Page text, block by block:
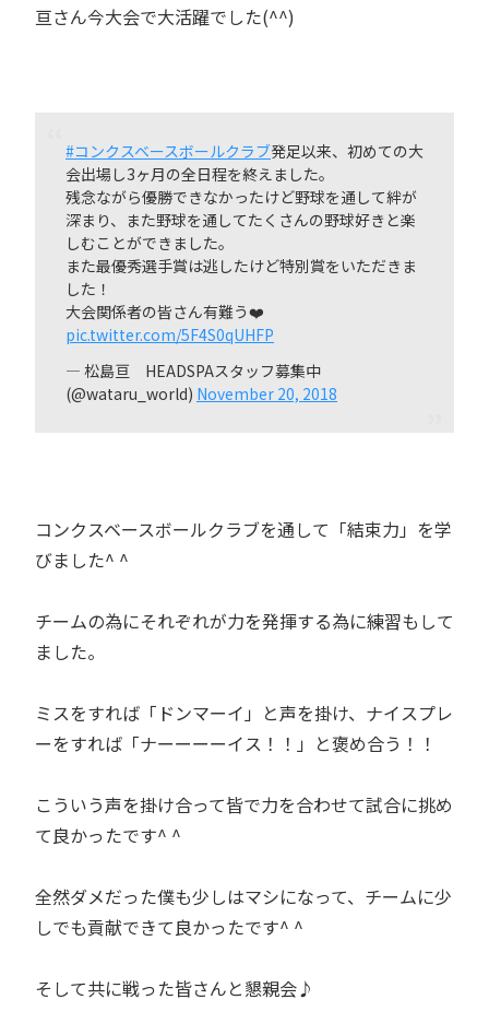
亘さん今大会で大活躍でした(^^)
#コンクスベースボールクラブ発足以来、初めての大
会出場し3ヶ月の全日程を終えました。
残念ながら優勝できなかったけど野球を通して絆が
深まり、また野球を通してたくさんの野球好きと楽
しむことができました。
また最優秀選手賞は逃したけど特別賞をいただきま
した！
大会関係者の皆さん有難う❤️
pic.twitter.com/5F4S0qUHFP
— 松島亘 HEADSPAスタッフ募集中
(@wataru_world) November 20, 2018
コンクスベースボールクラブを通して「結束力」を学
びました^ ^
チームの為にそれぞれが力を発揮する為に練習もして
ました。
ミスをすれば「ドンマーイ」と声を掛け、ナイスプレ
ーをすれば「ナーーーーイス！！」と褒め合う！！
こういう声を掛け合って皆で力を合わせて試合に挑め
て良かったです^ ^
全然ダメだった僕も少しはマシになって、チームに少
しでも貢献できて良かったです^ ^
そして共に戦った皆さんと懇親会♪